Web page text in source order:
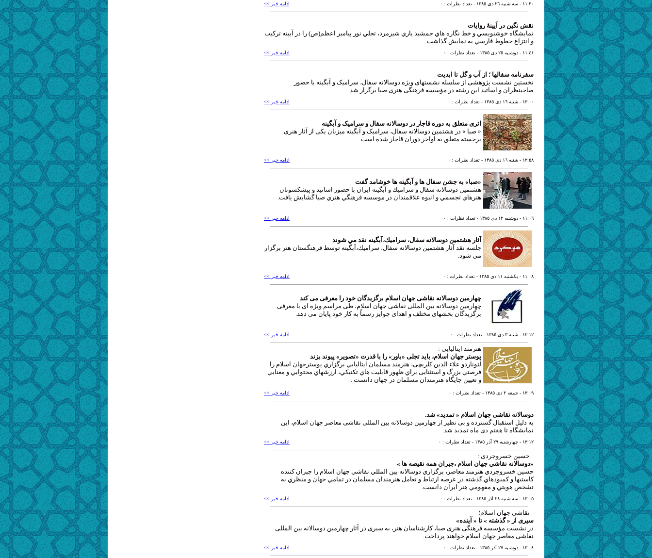
١١:٣٠ - سه شنبه ٢٦ دی ١٣٨٥ - تعداد نظرات : ٠ ادامه خبر >>
نقش نگین در آیینۀ روایات
نمايشگاه خوشنويسي و خط نگاره هاي جمشيد ياري شيرمرد، تجلي نور پيامبر اعظم(ص) را در آيينه تركيب
و انتزاع خطوط فارسي به نمايش گذاشت.
١١:٤١ - دوشنبه ٢٥ دی ١٣٨٥ - تعداد نظرات : ٠ ادامه خبر >>
سفرنامه سفالها ؛ از آب و گل تا ابدیت
نخستین نشست پژوهشی از سلسله نشستهای ویژه دوسالانه سفال، سرامیک و آبگینه با حضور
صاحبنظران و اساتید این رشته در مؤسسه فرهنگی هنری صبا برگزار شد.
١٣:٠٠ - شنبه ١٦ دی ١٣٨٥ - تعداد نظرات : ٠ ادامه خبر >>
اثری متعلق به دوره قاجار در دوسالانه سفال و سرامیک و آبگینه
« صبا » در هشتمین دوسالانه سفال، سرامیک و آبگینه میزبان یکی از آثار هنری
برجسته متعلق به اواخر دوران قاجار شده است.
١٢:٥٨ - شنبه ١٦ دی ١٣٨٥ - تعداد نظرات : ٠ ادامه خبر >>
«صبا» به جشن سفال ها و آبگينه ها خوشامد گفت
هشتمين دوسالانه سفال و سراميك و آبگينه ايران با حضور اساتيد و پيشكسوتان
هنرهاي تجسمي و انبوه علاقمندان در موسسه فرهنگي هنري صبا گشايش يافت.
١١:٠٦ - دوشنبه ١٢ دی ١٣٨٥ - تعداد نظرات : ٠ ادامه خبر >>
آثار هشتمين دوسالانه سفال، سراميك،آبگينه نقد مي شوند
جلسه نقد آثار هشتمين دوسالانه سفال، سراميك،آبگينه توسط فرهنگستان هنر برگزار
مي شود.
١١:٠٨ - يکشنبه ١١ دی ١٣٨٥ - تعداد نظرات : ٠ ادامه خبر >>
چهارمین دوسالانه نقاشی جهان اسلام برگزیدگان خود را معرفی می کند
چهارمین دوسالانه بین المللی نقاشی جهان اسلام، طی مراسم ویژه ای با معرفی
برگزیدگان بخشهای مختلف و اهدای جوایز رسماً به کار خود پایان می دهد.
١٢:١٢ - شنبه ٣ دی ١٣٨٥ - تعداد نظرات : ٠ ادامه خبر >>
هنرمند ایتالیایی :
پوستر جهان اسلام، باید تجلی «باور» را با قدرت «تصویر» پیوند بزند
لئوناردو علاء الدين کلریچی، هنرمند مسلمان ايتاليايي برگزاري پوسترجهان اسلام را
فرصتي بزرگ و استثنایی براي ظهور قابليت هاي تكنيكي، ارزشهاي محتوايي و معنايي
و تعيين جايگاه هنرمندان مسلمان در جهان دانست .
١٣:٠٩ - جمعه ٢ دی ١٣٨٥ - تعداد نظرات : ٠ ادامه خبر >>
دوسالانه نقاشی جهان اسلام « تمدید» شد.
به دلیل استقبال گسترده و بی نظیر از چهارمین دوسالانه بین المللی نقاشی معاصر جهان اسلام، این
نمایشگاه تا هفتم دی ماه تمدید شد.
١٣:١٢ - چهارشنبه ٢٩ آذر ١٣٨٥ - تعداد نظرات : ٠ ادامه خبر >>
حسین خسروجردی :
«دوسالانه نقاشي جهان اسلام ،جبران همه نقيصه ها »
حسين خسروجردي هنرمند معاصر، برگزاري دوسالانه بين المللي نقاشي جهان اسلام را جبران كننده
كاستيها و كمبودهاي گذشته در عرصه ارتباط و تعامل هنرمندان مسلمان در تمامي جهان و منظري به
تشخص هويتي و مفهومي هنر ايران دانست.
١٣:٠٥ - سه شنبه ٢٨ آذر ١٣٨٥ - تعداد نظرات : ٠ ادامه خبر >>
نقاشی جهان اسلام؛
سیری از « گذشته » تا « آینده»
در نشست مؤسسه فرهنگی هنری صبا، کارشناسان هنر، به سیری در آثار چهارمین دوسالانه بین المللی
نقاشی معاصر جهان اسلام خواهند پرداخت.
١٣:٠٤ - دوشنبه ٢٧ آذر ١٣٨٥ - تعداد نظرات : ٠ ادامه خبر >>